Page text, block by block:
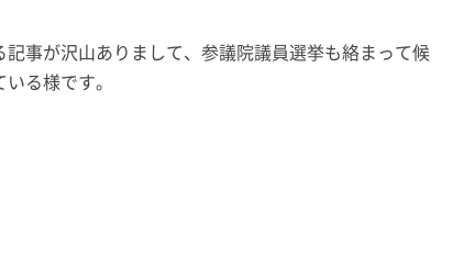
事が沢山ありまして、参議院議員選挙も絡まって候
る様です。